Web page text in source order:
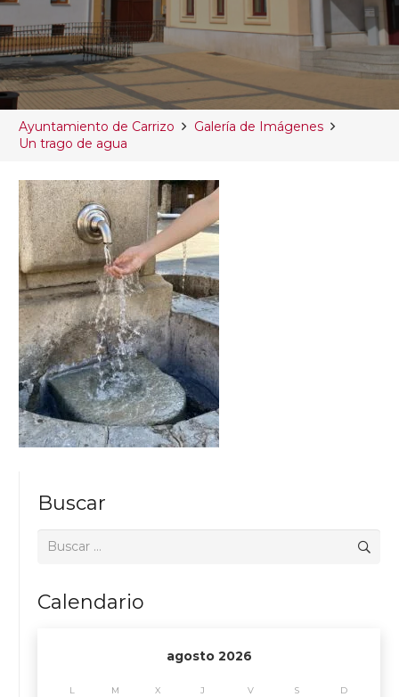
Ayuntamiento de Carrizo
Galería de Imágenes
Un trago de agua
Buscar
Buscar:
Calendario
agosto 2026
L M X J V S D